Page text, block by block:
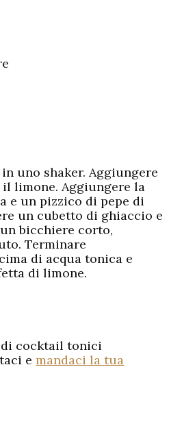
uno shaker. Aggiungere
il limone. Aggiungere la
e un pizzico di pepe di
un cubetto di ghiaccio e
bicchiere corto,
Terminare
di acqua tonica e
di limone.
cocktail tonici
emandaci la tua